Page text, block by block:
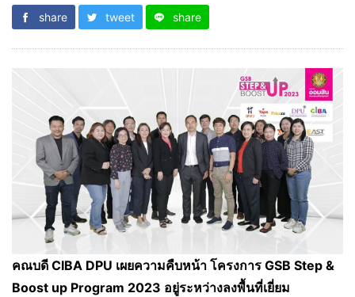
share tweet share
คณบดี CIBA DPU เผยความคืบหน้า โครงการ GSB Step &
Boost up Program 2023 อยู่ระหว่างลงพื้นที่เยี่ยม